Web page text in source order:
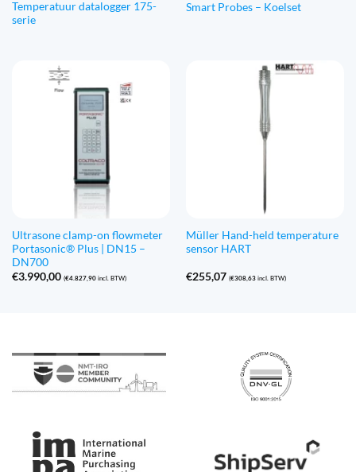
Temperatuur datalogger 175-
serie
Smart Probes – Koelset
Ultrasone clamp-on flowmeter
Portasonic® Plus | DN15 –
DN700
€3.990,00 (€4.827,90incl. BTW)
Müller Hand-held temperature
sensor HART
€255,07 (€308,63incl. BTW)